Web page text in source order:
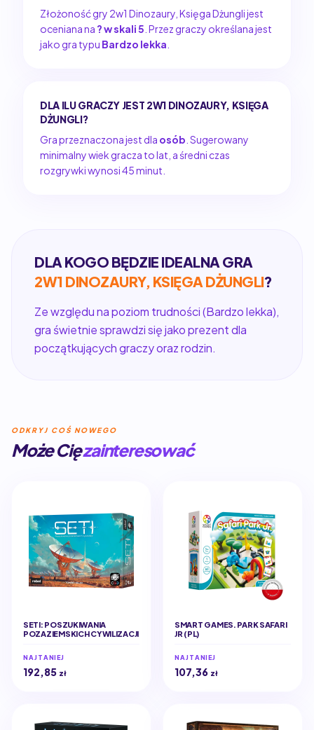
Złożoność gry 2w1 Dinozaury, Księga Dżungli jest
oceniana na ? w skali 5 . Przez graczy określana jest
jako gra typu Bardzo lekka
DLA ILU GRACZY JEST 2W1 DINOZAURY, KSIĘGA
DŻUNGLI?
Gra przeznaczona jest dla osób . Sugerowany
minimalny wiek gracza to lat, a średni czas
rozgrywki wynosi 45 minut.
DLA KOGO BĘDZIE IDEALNA GRA
2W1 DINOZAURY, KSIĘGA DŻUNGLI?
Ze względu na poziom trudności (Bardzo lekka),
gra świetnie sprawdzi się jako prezent dla
początkujących graczy oraz rodzin.
ODKRYJ COŚ NOWEGO
Może Cięzainteresować
SETI: POSZUKIWANIA
POZAZIEMSKICH CYWILIZACJI
NAJTANIEJ
192,85 zł
SMART GAMES. PARK SAFARI
JR (PL)
NAJTANIEJ
107,36 zł